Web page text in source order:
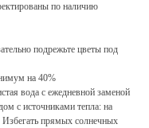
по наличию
подрежьте цветы под
на 40%
вода с ежедневной заменой
с источниками тепла: на
Избегать прямых солнечных